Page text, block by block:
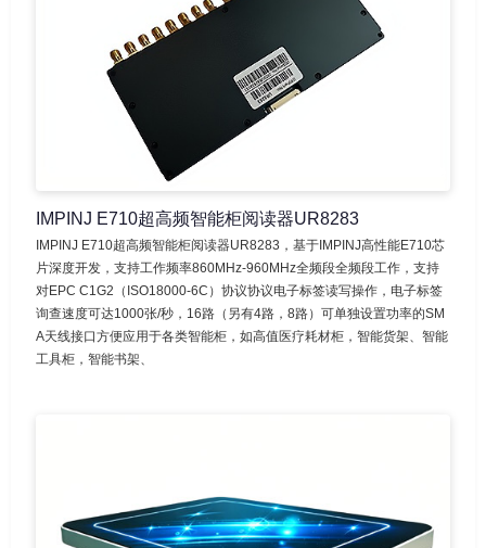
IMPINJ E710超高频智能柜阅读器UR8283
IMPINJ E710超高频智能柜阅读器UR8283，基于IMPINJ高性能E710芯
片深度开发，支持工作频率860MHz-960MHz全频段全频段工作，支持
对EPC C1G2（ISO18000-6C）协议协议电子标签读写操作，电子标签
询查速度可达1000张/秒，16路（另有4路，8路）可单独设置功率的SM
A天线接口方便应用于各类智能柜，如高值医疗耗材柜，智能货架、智能
工具柜，智能书架、